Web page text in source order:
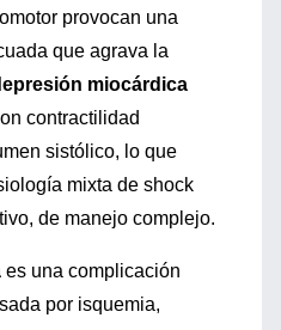
provocan una
que agrava la
miocárdica
contractilidad
sistólico, lo que
mixta de shock
de manejo complejo.
es una complicación
por isquemia,